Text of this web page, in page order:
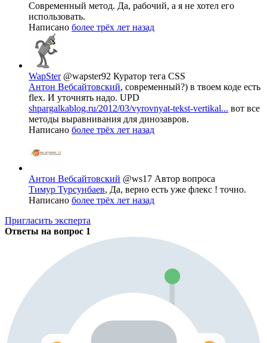
Современный метод. Да, рабочий, а я не хотел его
использовать.
Написано более трёх лет назад
WapSter @wapster92 Куратор тега CSS
Антон Вебсайтовский, современный?) в твоем коде есть
flex. И уточнять надо. UPD
shpargalkablog.ru/2012/03/vyrovnyat-tekst-vertikal... вот все
методы выравнивания для динозавров.
Написано более трёх лет назад
Антон Вебсайтовский @ws17 Автор вопроса
Тимур Турсунбаев, Да, верно есть уже флекс ! точно.
Написано более трёх лет назад
Пригласить эксперта
Ответы на вопрос 1